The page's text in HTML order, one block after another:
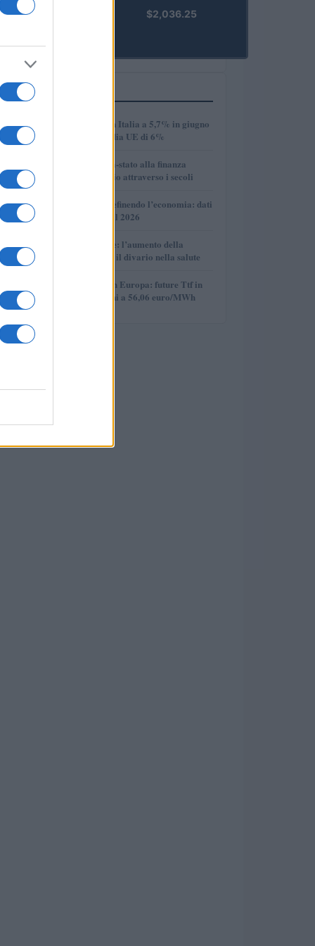
PRIME)
$2,036.25
PIÙ LETTI
1
Disoccupazione in Italia a 5,7% in giugno
2026, sotto la media UE di 6%
2
Dalle antiche città-stato alla finanza
globale: un viaggio attraverso i secoli
3
Come l’IA sta ridefinendo l’economia: dati
e prospettive per il 2026
4
Longevità globale: l’aumento della
speranza di vita e il divario nella salute
5
Mercato del gas in Europa: future Ttf in
discesa, quotazioni a 56,06 euro/MWh